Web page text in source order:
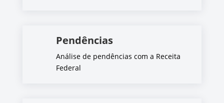
Pendências
Análise de pendências com a Receita
Federal